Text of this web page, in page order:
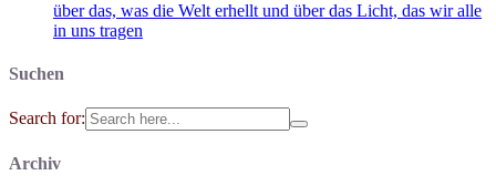
über das, was die Welt erhellt und über das Licht, das wir alle
in uns tragen
Suchen
Search for:
Archiv